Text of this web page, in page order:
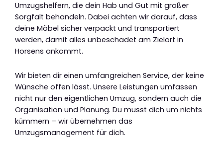
Umzugshelfern, die dein Hab und Gut mit großer
Sorgfalt behandeln. Dabei achten wir darauf, dass
deine Möbel sicher verpackt und transportiert
werden, damit alles unbeschadet am Zielort in
Horsens ankommt.
Wir bieten dir einen umfangreichen Service, der keine
Wünsche offen lässt. Unsere Leistungen umfassen
nicht nur den eigentlichen Umzug, sondern auch die
Organisation und Planung. Du musst dich um nichts
kümmern – wir übernehmen das
Umzugsmanagement für dich.